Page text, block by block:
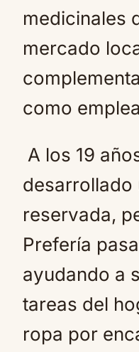
medicinales
mercado
como
A los 19
desarrollado
reservada,
Prefería
ayudando a
tareas del
ropa por